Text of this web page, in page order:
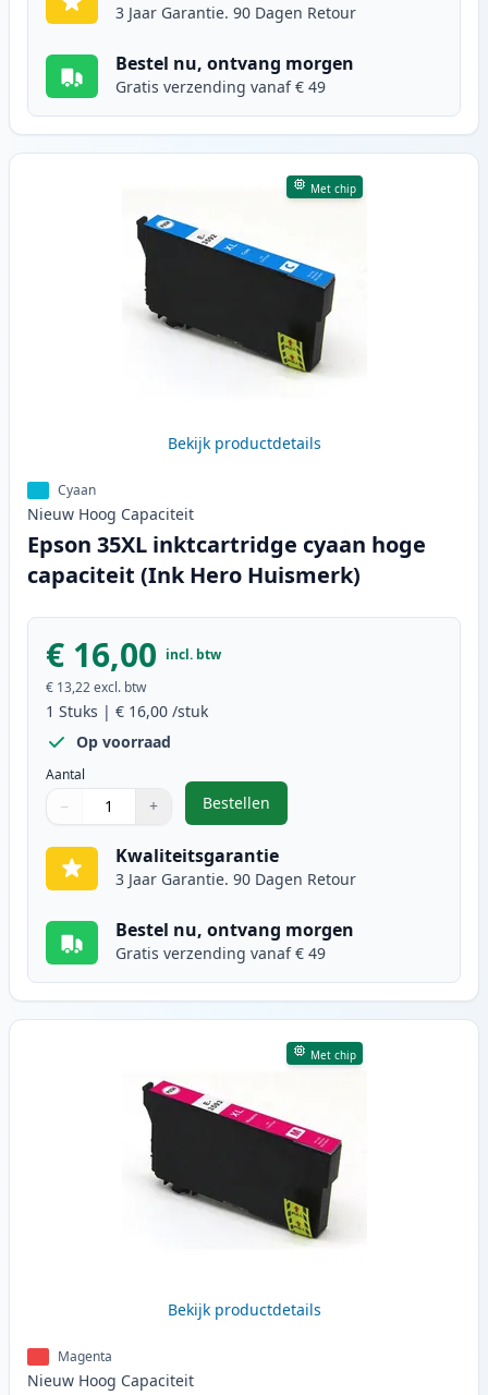
3 Jaar Garantie. 90 Dagen Retour
Bestel nu, ontvang morgen
Gratis verzending vanaf € 49
Met chip
Bekijk productdetails
Cyaan
Nieuw Hoog Capaciteit
Epson 35XL inktcartridge cyaan hoge
capaciteit (Ink Hero Huismerk)
€ 16,00 incl. btw
€ 13,22excl. btw
1 Stuks | € 16,00 /stuk
Op voorraad
Aantal
Gebruik de knoppen om aan te passen
− +
1
Bestellen
,Epson 35XL inktcartridge cyaan
Kwaliteitsgarantie
3 Jaar Garantie. 90 Dagen Retour
Bestel nu, ontvang morgen
Gratis verzending vanaf € 49
Met chip
Bekijk productdetails
Magenta
Nieuw Hoog Capaciteit